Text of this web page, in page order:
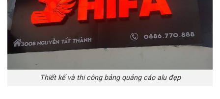
Thiết kế và thi công bảng quảng cáo alu đẹp